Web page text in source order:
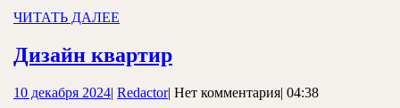
до
ЧИТАТЬ ДАЛЕЕ
Дизайн квартирДизайн
10 декабря 202410
| RedactorRedactor
| Нет комментария| 04:38